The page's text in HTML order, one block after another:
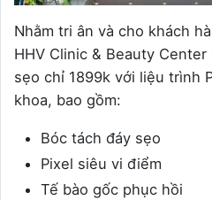
Nhằm tri ân và cho khách
HHV Clinic & Beauty
sẹo chỉ 1899k với liệu trình
khoa, bao gồm:
Bóc tách đáy sẹo
Pixel siêu vi điểm
Tế bào gốc phục hồi